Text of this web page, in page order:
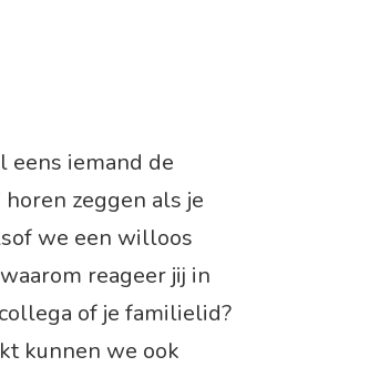
eens iemand de
horen zeggen als je
we een willoos
reageer jij in
of je familielid?
kunnen we ook